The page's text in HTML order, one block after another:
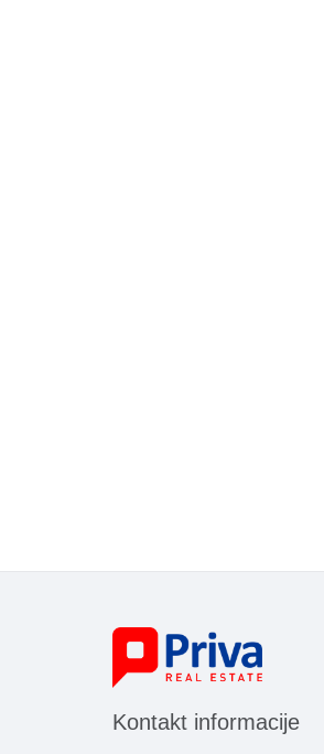
Kontakt informacije